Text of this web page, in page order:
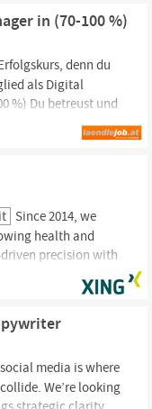
in (70-100 %)
denn du
als Digital
%) Du betreust und
B2B-
du digitale
Since 2014, we
health and
precision with
a thriving
advocates of a
social media is where
We’re looking